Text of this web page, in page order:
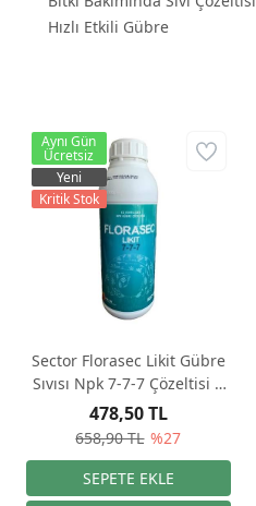
Hızlı Etkili Gübre
Sector Florasec Likit Gübre
Sıvısı Npk 7-7-7 Çözeltisi 1
Litre
658,90 TL %27
478,50 TL
Aynı Gün
Ücretsiz
Yeni
Kritik Stok